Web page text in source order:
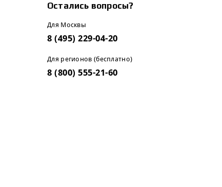
Остались вопросы?
Для Москвы
8 (495) 229-04-20
Для регионов (бесплатно)
8 (800) 555-21-60